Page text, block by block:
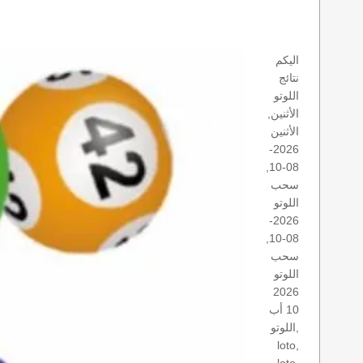
اليكم
نتائج
اللوتو
الأثنين,
الأثنين
2026-
سحب
اللوتو
2026-
سحب
اللوتو
2026
10 أب
اللوتو,
loto,